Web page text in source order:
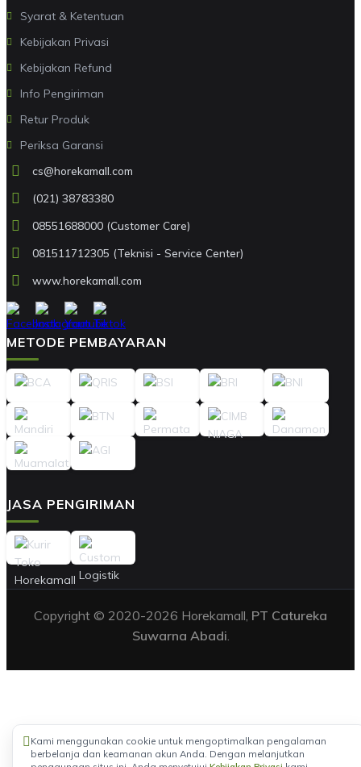
Syarat & Ketentuan
Kebijakan Privasi
Kebijakan Refund
Info Pengiriman
Retur Produk
Periksa Garansi
cs@horekamall.com
(021) 38783380
08551688000 (Customer Care)
081511712305 (Teknisi - Service Center)
www.horekamall.com
METODE PEMBAYARAN
JASA PENGIRIMAN
Copyright © 2020-2026 Horekamall, PT Catureka
Suwarna Abadi.
Kami menggunakan cookie untuk mengoptimalkan pengalaman
berbelanja dan keamanan akun Anda. Dengan melanjutkan